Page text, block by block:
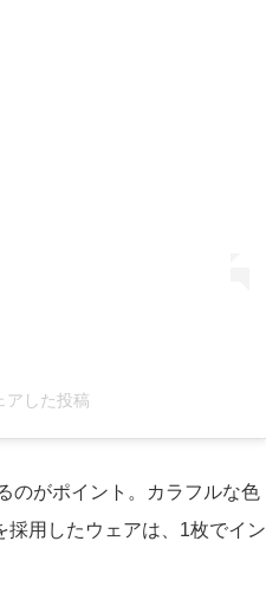
アした投稿
のがポイント。カラフルな色
用したウェアは、1枚でイン